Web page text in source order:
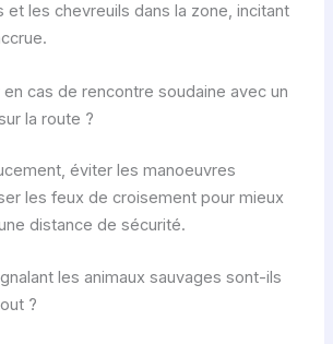
les chevreuils dans la zone, incitant
cas de rencontre soudaine avec un
la route ?
éviter les manoeuvres
les feux de croisement pour mieux
distance de sécurité.
les animaux sauvages sont-ils
?